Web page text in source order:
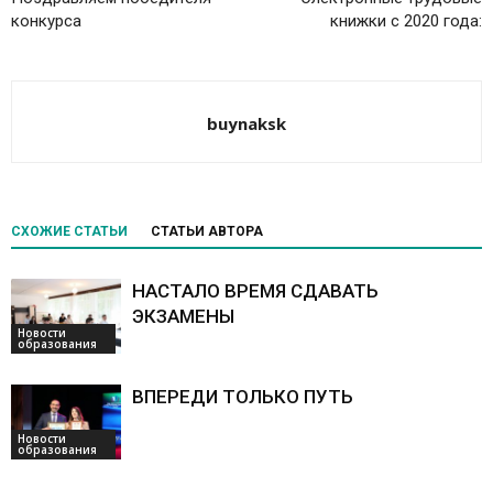
конкурса
книжки с 2020 года:
buynaksk
СХОЖИЕ СТАТЬИ СТАТЬИ АВТОРА
Новости
образования
НАСТАЛО ВРЕМЯ СДАВАТЬ
ЭКЗАМЕНЫ
Новости
образования
ВПЕРЕДИ ТОЛЬКО ПУТЬ